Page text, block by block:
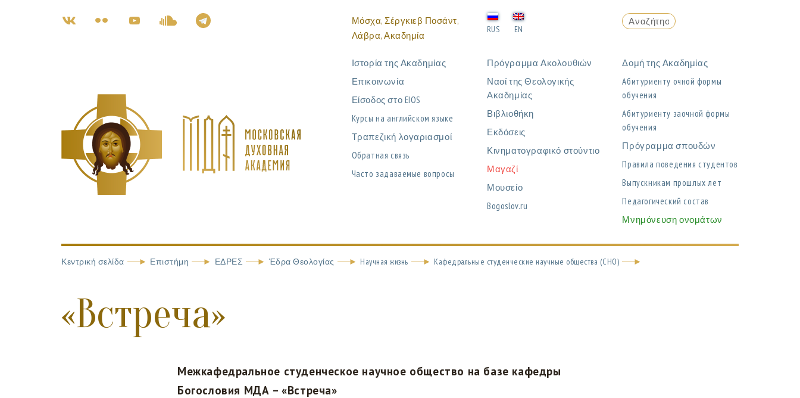
Μόσχα, Σέργκιεβ Ποσάντ,
Λάβρα, Ακαδημία
RUS EN
Ιστορία της Ακαδημίας
Επικοινωνία
Είσοδος στο EIOS
Курсы на английском языке
Τραπεζική λογαριασμοί
Обратная связь
Часто задаваемые вопросы
Πρόγραμμα Ακολουθιών
Ναοί της Θεολογικής
Ακαδημίας
Βιβλιοθήκη
Εκδόσεις
Κινηματογραφικό στούντιο
Μαγαζί
Μουσείο
Bogoslov.ru
Δομή της Ακαδημίας
Абитуриенту очной формы
обучения
Абитуриенту заочной формы
обучения
Πρόγραμμα σπουδών
Правила поведения студентов
Выпускникам прошлых лет
Педагогический состав
Μνημόνευση ονομάτων
Κεντρική σελίδα Επιστήμη ΕΔΡΕΣ Έδρα Θεολογίας Научная жизнь Кафедральные студенческие научные общества (СНО)
«Встреча»
Межкафедральное студенческое научное общество на базе кафедры
Богословия МДА – «Встреча»